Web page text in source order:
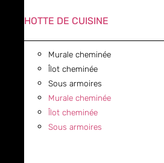
HOTTE DE CUISINE
Murale cheminée
Îlot cheminée
Sous armoires
Murale cheminée
Îlot cheminée
Sous armoires